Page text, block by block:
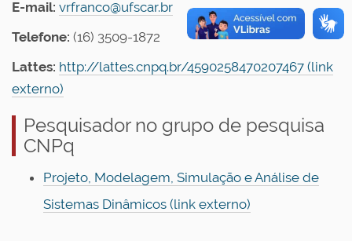
E-mail: vrfranco@ufscar.br
Telefone: (16) 3509-1872
Lattes: http://lattes.cnpq.br/4590258470207467 (link
externo)
Pesquisador no grupo de pesquisa
CNPq
Projeto, Modelagem, Simulação e Análise de
Sistemas Dinâmicos (link externo)